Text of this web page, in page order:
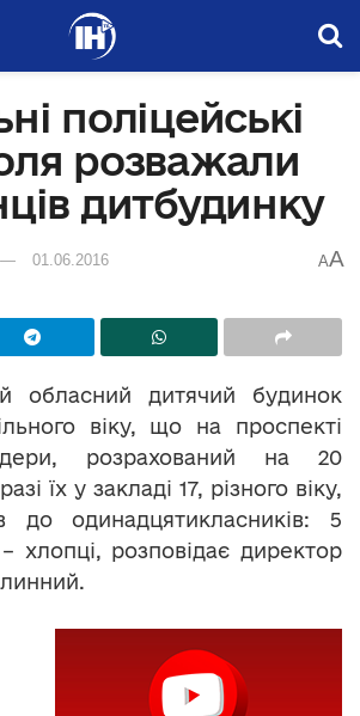
поліцейські
розважали
дитбудинку
01.06.2016 AA
обласний дитячий будинок
віку, що на проспекті
розрахований на 20
їх у закладі 17, різного віку,
до одинадцятикласників: 5
хлопці, розповідає директор